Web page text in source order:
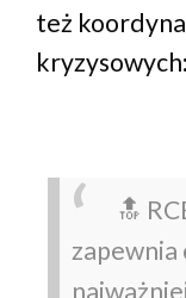
też
kryzysowych:
🔝